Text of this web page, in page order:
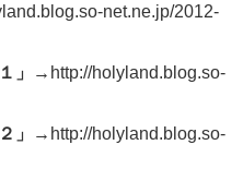
net.ne.jp/2012-
」→ http://holyland.blog.so-
」→ http://holyland.blog.so-